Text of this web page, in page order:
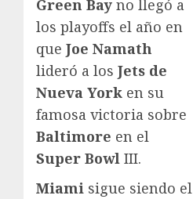
Green Bay no llegó a
los playoffs el año en
que Joe Namath
lideró a los Jets de
Nueva York en su
famosa victoria sobre
Baltimore en el
Super Bowl III.
Miami sigue siendo el